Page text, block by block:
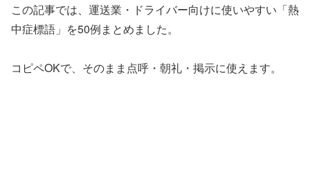
この記事では、運送業・ドライバー向けに使いやすい「熱
中症標語」を50例まとめました。
コピペOKで、そのまま点呼・朝礼・掲示に使えます。